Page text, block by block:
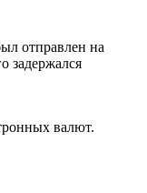
отправлен на
задержался
валют.